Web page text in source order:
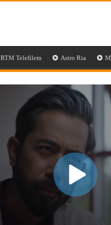
RTM Telefilem Astro Ria